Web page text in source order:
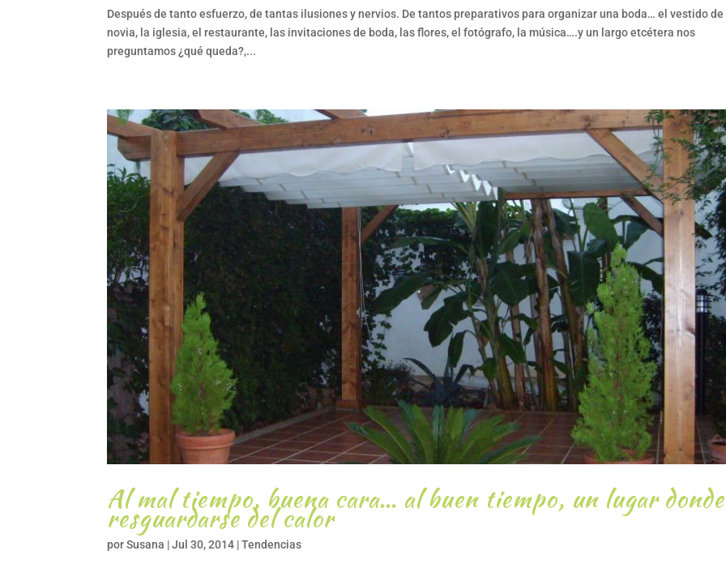
Después de tanto esfuerzo, de tantas ilusiones y nervios. De tantos preparativos para organizar una boda… el vestido de
novia, la iglesia, el restaurante, las invitaciones de boda, las flores, el fotógrafo, la música….y un largo etcétera nos
preguntamos ¿qué queda?,...
Al mal tiempo, buena cara… al buen tiempo, un lugar donde
resguardarse del calor
porSusana |Jul 30, 2014 |Tendencias